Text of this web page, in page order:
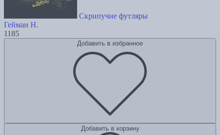
Скрипучие футляры
Гейман Н.
1185
Добавить в избранное
Добавить в корзину